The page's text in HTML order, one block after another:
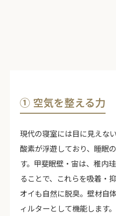
① 空気を整える力
現代の寝室には目に見えな
酸素が浮遊しており、睡眠
す。甲斐眠壁・宙は、稚内
ることで、これらを吸着・
オイも自然に脱臭。壁材自
ィルターとして機能します。